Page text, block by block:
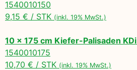
1540010150
9,15 € / STK (inkl. 19% MwSt.)
10 x 175 cm Kiefer-Palisaden KDi
1540010175
10,70 € / STK (inkl. 19% MwSt.)